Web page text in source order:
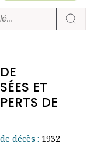
ET
DE
décès : 1932